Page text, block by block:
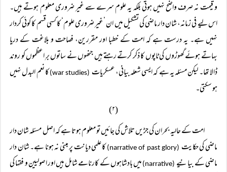
و قیمت نہ صرف واضح نہیں ہوتی بلکہ یہ علوم سرے سے غیر ضروری معلوم ہوتے ہیں۔
اس لیے فی زمانہ، شان دار ماضی کی تشکیل میں ان ’غیر ضروری علوم‘ کا کسی قسم کا کوئی کردار
نہیں ہے۔ یہ درست ہے کہ امت کے خطبا اور مقررین، فصاحت و بلاغت کے دریا
بہاتے ہوئے گھوڑوں کی ٹاپوں کا ذکر کرتے رہتے ہیں جنھوں نے ساتوں برِ اعظموں کو روند
ڈالا تھا۔ لیکن مسئلہ یہ ہے کہ ایسی شعلہ بیانی، عسکریات (war studies)
کا نعم البدل نہیں
ہو سکتی۔
(۲)
امت کے حالیہ بحران کی جڑیں تلاش کی جائیں تو معلوم ہوتا ہے کہ اصل مسئلہ شان دار
ماضی کی حکایت (narrative of past glory)
کا علمی دیانت پر مبنی نہ ہونا ہے۔ شان دار
ماضی کے بیانیے (narrative)
میں بادشاہوں کے کارنامے شامل ہیں اور اصولیین و فقہا کی